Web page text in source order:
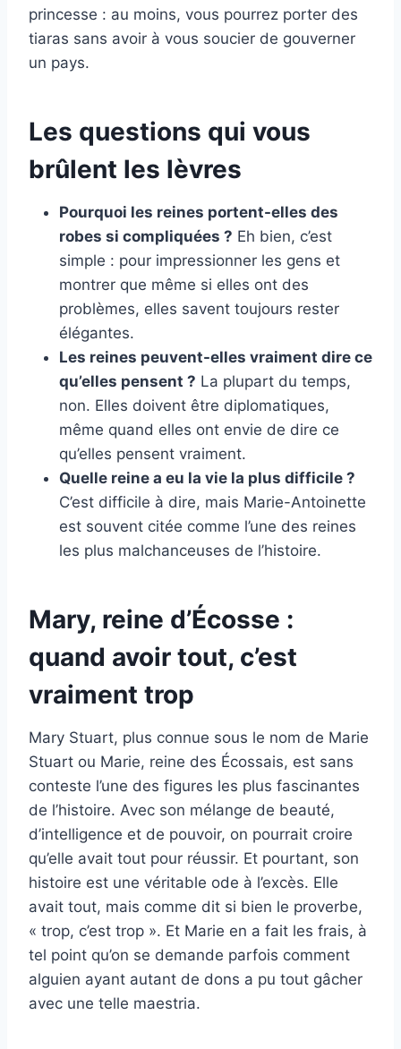
princesse : au moins, vous pourrez porter des
tiaras sans avoir à vous soucier de gouverner
un pays.
Les questions qui vous
brûlent les lèvres
Pourquoi les reines portent-elles des
robes si compliquées ? Eh bien, c’est
simple : pour impressionner les gens et
montrer que même si elles ont des
problèmes, elles savent toujours rester
élégantes.
Les reines peuvent-elles vraiment dire ce
qu’elles pensent ? La plupart du temps,
non. Elles doivent être diplomatiques,
même quand elles ont envie de dire ce
qu’elles pensent vraiment.
Quelle reine a eu la vie la plus difficile ?
C’est difficile à dire, mais Marie-Antoinette
est souvent citée comme l’une des reines
les plus malchanceuses de l’histoire.
Mary, reine d’Écosse :
quand avoir tout, c’est
vraiment trop
Mary Stuart, plus connue sous le nom de Marie
Stuart ou Marie, reine des Écossais, est sans
conteste l’une des figures les plus fascinantes
de l’histoire. Avec son mélange de beauté,
d’intelligence et de pouvoir, on pourrait croire
qu’elle avait tout pour réussir. Et pourtant, son
histoire est une véritable ode à l’excès. Elle
avait tout, mais comme dit si bien le proverbe,
« trop, c’est trop ». Et Marie en a fait les frais, à
tel point qu’on se demande parfois comment
alguien ayant autant de dons a pu tout gâcher
avec une telle maestria.